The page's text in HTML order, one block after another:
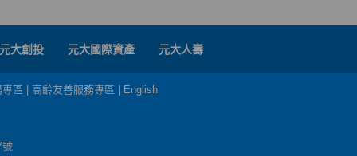
元大創投 元大國際資產 元大人壽
區 高齡友善服務專區 English
號